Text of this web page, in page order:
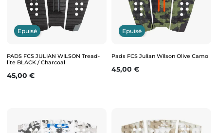
Epuisé
PADS FCS JULIAN WILSON Tread-
lite BLACK / Charcoal
Prix
45,00 €
Epuisé
Pads FCS Julian Wilson Olive Camo
Prix
45,00 €